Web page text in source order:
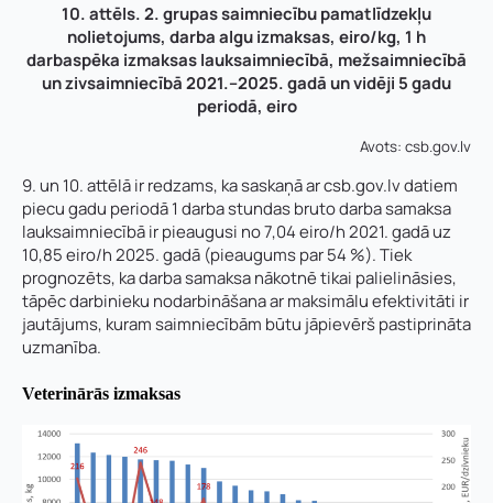
10. attēls. 2. grupas saimniecību pamatlīdzekļu
nolietojums, darba algu izmaksas, eiro/kg, 1 h
darbaspēka izmaksas lauksaimniecībā, mežsaimniecībā
un zivsaimniecībā 2021.–2025. gadā un vidēji 5 gadu
periodā, eiro
Avots: csb.gov.lv
9. un 10. attēlā ir redzams, ka saskaņā ar csb.gov.lv datiem
piecu gadu periodā 1 darba stundas bruto darba samaksa
lauksaimniecībā ir pieaugusi no 7,04 eiro/h 2021. gadā uz
10,85 eiro/h 2025. gadā (pieaugums par 54 %). Tiek
prognozēts, ka darba samaksa nākotnē tikai palielināsies,
tāpēc darbinieku nodarbināšana ar maksimālu efektivitāti ir
jautājums, kuram saimniecībām būtu jāpievērš pastiprināta
uzmanība.
Veterinārās izmaksas